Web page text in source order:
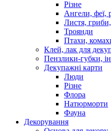
Різне
Ангели, феї,
Листя,
Троянди
Птахи,
Клей, лак для
Пензлики-губки,
Декупажні карти
Люди
Різне
Флора
Натюрморти
Фауна
Декорування